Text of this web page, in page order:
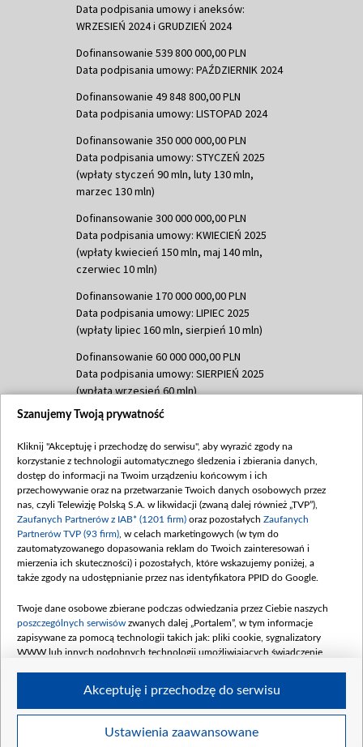
Data podpisania umowy i aneksów:
WRZESIEŃ 2024 i GRUDZIEŃ 2024
Dofinansowanie 539 800 000,00 PLN
Data podpisania umowy: PAŹDZIERNIK 2024
Dofinansowanie 49 848 800,00 PLN
Data podpisania umowy: LISTOPAD 2024
Dofinansowanie 350 000 000,00 PLN
Data podpisania umowy: STYCZEŃ 2025
(wpłaty styczeń 90 mln, luty 130 mln,
marzec 130 mln)
Dofinansowanie 300 000 000,00 PLN
Data podpisania umowy: KWIECIEŃ 2025
(wpłaty kwiecień 150 mln, maj 140 mln,
czerwiec 10 mln)
Dofinansowanie 170 000 000,00 PLN
Data podpisania umowy: LIPIEC 2025
(wpłaty lipiec 160 mln, sierpień 10 mln)
Dofinansowanie 60 000 000,00 PLN
Data podpisania umowy: SIERPIEŃ 2025
(wpłata wrzesień 60 mln)
Dofinansowanie 635 783 051,21 PLN
(wpłata wrzesień 100 mln, październik 350
mln, listopad 265 mln)
Dofinansowanie 48 862 000,00 PLN
Data podpisania umowy: GRUDZIEŃ 2025
(wpłata grudzień 60,548 mln)
Dofinansowanie 900 000 000,00 PLN
Data podpisania umowy: LUTY 2026 (wpłata
kwiecień 180 mln, 7 maja 180 mln, 8
czerwca 90 mln)
Dofinansowanie 250 000 000,00 PLN
4 sierpnia 250 mln
Szanujemy Twoją prywatność
Kliknij "Akceptuję i przechodzę do serwisu", aby wyrazić zgody na
korzystanie z technologii automatycznego śledzenia i zbierania danych,
dostęp do informacji na Twoim urządzeniu końcowym i ich
przechowywanie oraz na przetwarzanie Twoich danych osobowych przez
nas, czyli Telewizję Polską S.A. w likwidacji (zwaną dalej również „TVP”),
Zaufanych Partnerów z IAB* (1201 firm) oraz pozostałych Zaufanych
Partnerów TVP (93 firm) , w celach marketingowych (w tym do
zautomatyzowanego dopasowania reklam do Twoich zainteresowań i
mierzenia ich skuteczności) i pozostałych, które wskazujemy poniżej, a
także zgody na udostępnianie przez nas identyfikatora PPID do Google.
Twoje dane osobowe zbierane podczas odwiedzania przez Ciebie naszych
poszczególnych serwisów zwanych dalej „Portalem”, w tym informacje
zapisywane za pomocą technologii takich jak: pliki cookie, sygnalizatory
WWW lub innych podobnych technologii umożliwiających świadczenie
Twoje dane osobowe zbierane podczas odwiedzania przez Ciebie
Ustawienia zaawansowane
Akceptuję i przechodzę do serwisu